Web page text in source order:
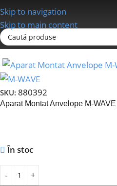
Skip to navigation
Skip to main content
Prima pagină
SKU: 880392
Aparat Montat Anvelope M-
În stoc